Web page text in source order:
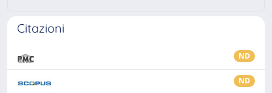
Citazioni
ND
ND